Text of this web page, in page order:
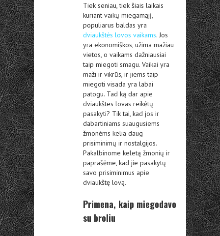
Tiek seniau, tiek šiais laikais
kuriant vaikų miegamąjį,
populiarus baldas yra
dviaukštės lovos vaikams. Jos
yra ekonomiškos, užima mažiau
vietos, o vaikams dažniausiai
taip miegoti smagu. Vaikai yra
maži ir vikrūs, ir jiems taip
miegoti visada yra labai
patogu. Tad ką dar apie
dviaukštes lovas reikėtų
pasakyti? Tik tai, kad jos ir
dabartiniams suaugusiems
žmonėms kelia daug
prisiminimų ir nostalgijos.
Pakalbinome keletą žmonių ir
paprašėme, kad jie pasakytų
savo prisiminimus apie
dviaukštę lovą.
Primena, kaip miegodavo
su broliu